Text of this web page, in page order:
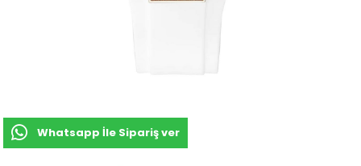
Whatsapp İle Sipariş ver